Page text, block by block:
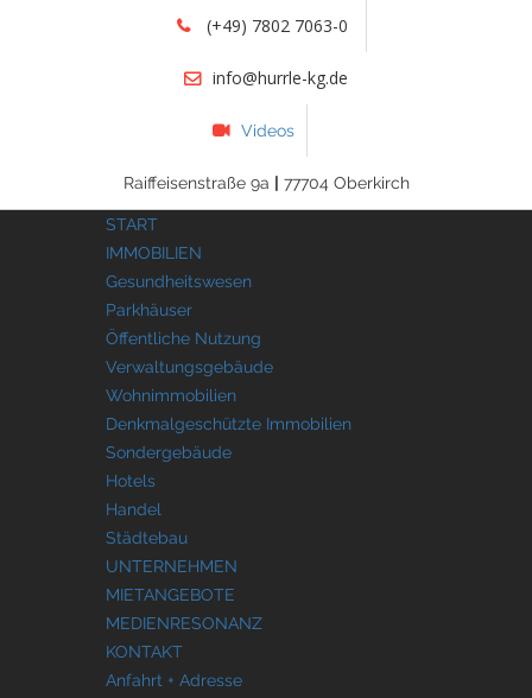
(+49) 7802 7063-0
info@hurrle-kg.de
Videos
Raiffeisenstraße 9a | 77704 Oberkirch
START
IMMOBILIEN
Gesundheitswesen
Parkhäuser
Öffentliche Nutzung
Verwaltungsgebäude
Wohnimmobilien
Denkmalgeschützte Immobilien
Sondergebäude
Hotels
Handel
Städtebau
UNTERNEHMEN
MIETANGEBOTE
MEDIENRESONANZ
KONTAKT
Anfahrt + Adresse